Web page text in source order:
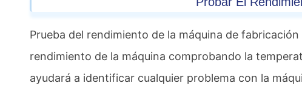
Prueba del rendimiento de la máquina de
rendimiento de la máquina comprobando la
ayudará a identificar cualquier problema con la